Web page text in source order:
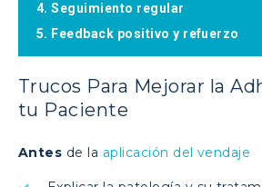
4. Seguimiento regular
5. Feedback positivo y refuerzo
Trucos Para Mejorar la
tu Paciente
Antes de la aplicación del vendaje